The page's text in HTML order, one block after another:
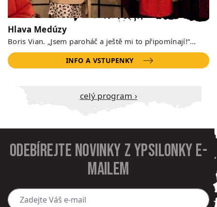
Hlava Medúzy
Boris Vian. „Jsem paroháč a ještě mi to připomínají!“…
INFO A VSTUPENKY
Celý program ›
Odebírejte novinky z Ypsilonky e-
mailem
Zadejte Váš e-mail